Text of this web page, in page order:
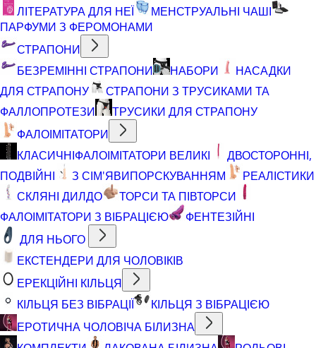
ЛІТЕРАТУРА ДЛЯ НЕЇ
МЕНСТРУАЛЬНІ ЧАШІ
ПАРФУМИ З ФЕРОМОНАМИ
СТРАПОНИ
БЕЗРЕМІННІ СТРАПОНИ
НАБОРИ
НАСАДКИ
ДЛЯ СТРАПОНУ
СТРАПОНИ З ТРУСИКАМИ ТА
ФАЛЛОПРОТЕЗИ
ТРУСИКИ ДЛЯ СТРАПОНУ
ФАЛОІМІТАТОРИ
КЛАСИЧНІФАЛОІМІТАТОРИ ВЕЛИКІ
ДВОСТОРОННІ,
ПОДВІЙНІ
З СІМ'ЯВИПОРСКУВАННЯМ
РЕАЛІСТИКИ
СКЛЯНІ ДИЛДО
ТОРСИ ТА ПІВТОРСИ
ФАЛОІМІТАТОРИ З ВІБРАЦІЄЮ
ФЕНТЕЗІЙНІ
ДЛЯ НЬОГО
ЕКСТЕНДЕРИ ДЛЯ ЧОЛОВІКІВ
ЕРЕКЦІЙНІ КІЛЬЦЯ
КІЛЬЦЯ БЕЗ ВІБРАЦІЇ
КІЛЬЦЯ З ВІБРАЦІЄЮ
ЕРОТИЧНА ЧОЛОВІЧА БІЛИЗНА